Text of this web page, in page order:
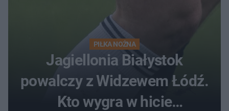
PIŁKA NOŻNA
Jagiellonia Białystok
powalczy z Widzewem Łódź.
Kto wygra w hicie